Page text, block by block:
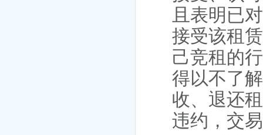
且表明已
接受该租
己竞租的
得以不了
收、退还
违约，交